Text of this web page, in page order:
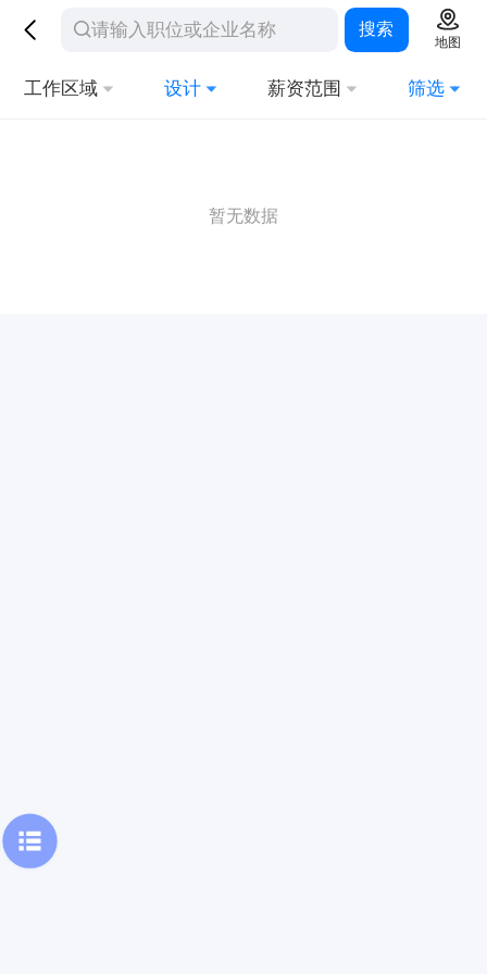
搜索
地图
工作区域 设计 薪资范围 筛选
暂无数据